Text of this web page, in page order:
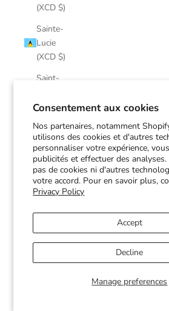
Consentement aux cookies
Nos partenaires, notamment
utilisons des cookies et d'autres
personnaliser votre expérience,
publicités et effectuer des
pas de cookies ni d'autres
votre accord. Pour en savoir plus,
Privacy Policy
Manage preferences
Accept
Decline
(XCD $)
Sainte-
Lucie
(XCD $)
Saint-
(EUR €)
Saint-
Pierre-et-
Miquelon
(EUR €)
Saint-
Grenadines
(XCD $)